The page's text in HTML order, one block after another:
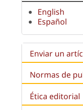
English
Español
Enviar un
Normas de
Ética editorial